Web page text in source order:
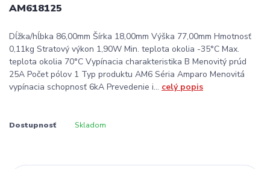
AM618125
Dĺžka/hĺbka 86,00mm Šírka 18,00mm Výška 77,00mm Hmotnosť
0,11kg Stratový výkon 1,90W Min. teplota okolia -35°C Max.
teplota okolia 70°C Vypínacia charakteristika B Menovitý prúd
25A Počet pólov 1 Typ produktu AM6 Séria Amparo Menovitá
vypínacia schopnosť 6kA Prevedenie i... celý popis
Dostupnosť Skladom